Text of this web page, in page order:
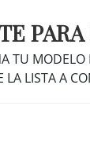
TU MODELO
LA LISTA A